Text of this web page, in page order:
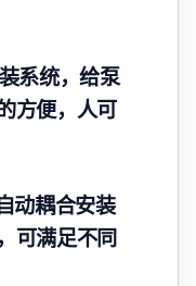
系统，给泵
方便，人可
动耦合安装
可满足不同